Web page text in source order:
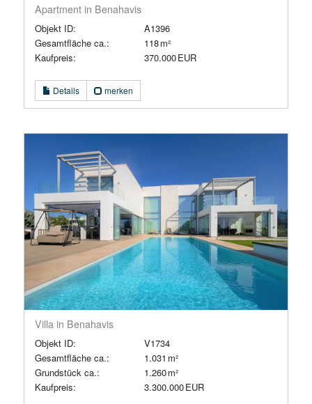
Apartment in Benahavis
Objekt ID:
A1396
Gesamtfläche ca.:
118 m²
Kaufpreis:
370.000 EUR
Details merken
Villa in Benahavis
Objekt ID:
V1734
Gesamtfläche ca.:
1.031 m²
Grund­stück ca.:
1.260 m²
Kaufpreis:
3.300.000 EUR